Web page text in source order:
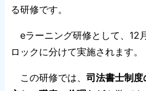
る研修です。
eラーニング研修として、12
ロックに分けて実施されます。
この研修では、 司法書士制度